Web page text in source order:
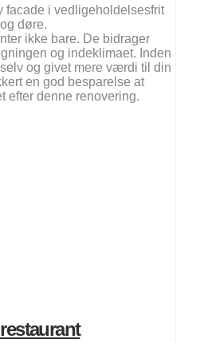
facade i vedligeholdelsesfrit
døre.
ikke bare. De bidrager
og indeklimaet. Inden
og givet mere værdi til din
en god besparelse at
efter denne renovering.